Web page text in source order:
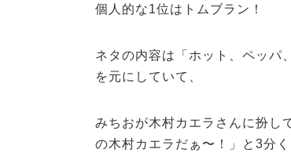
個人的な1位はトムブラン！
ネタの内容は「ホット、ペッパ
を元にしていて、
みちおが木村カエラさんに扮し
の木村カエラだぁ〜！」と3分